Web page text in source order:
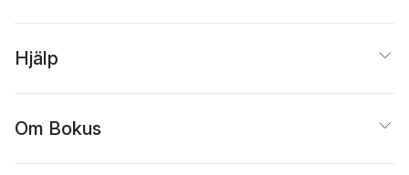
Hjälp
Om Bokus